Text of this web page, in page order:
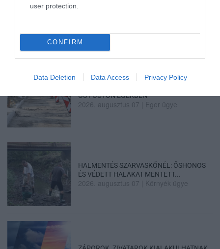
user protection.
CONFIRM
Data Deletion Data Access Privacy Policy
ÖS FŐÚTON EGERBEN
2026. augusztus 07 Eger ügye
HALMENTÉS SZARVASKŐNÉL: ŐSHONOS
ÉS VÉDETT HALAKAT MENTETT...
2026. augusztus 07 Környék ügye